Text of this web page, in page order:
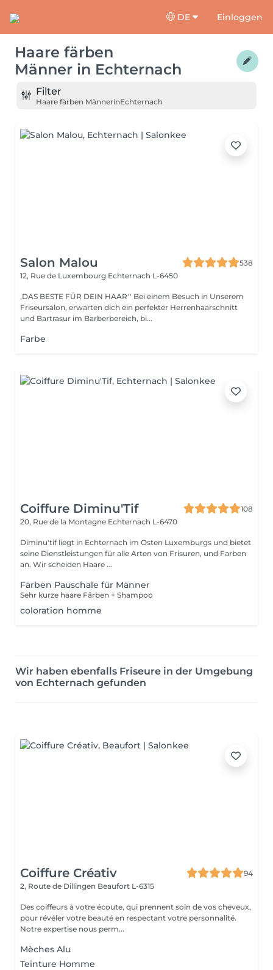
DE Einloggen
Haare färben
Männer in Echternach
Filter
Haare färben MännerinEchternach
Salon Malou
538
12, Rue de Luxembourg Echternach L-6450
,DAS BESTE FÜR DEIN HAAR'' Bei einem Besuch in Unserem
Friseursalon, erwarten dich ein perfekter Herrenhaarschnitt
und Bartrasur im Barberbereich, bi...
Farbe
Coiffure Diminu'Tif
108
20, Rue de la Montagne Echternach L-6470
Diminu'tif liegt in Echternach im Osten Luxemburgs und bietet
seine Dienstleistungen für alle Arten von Frisuren, und Farben
an. Wir scheiden Haare ...
Färben Pauschale für Männer
Sehr kurze haare Färben + Shampoo
coloration homme
Wir haben ebenfalls Friseure in der Umgebung
von Echternach gefunden
Coiffure Créativ
94
2, Route de Dillingen Beaufort L-6315
Des coiffeurs à votre écoute, qui prennent soin de vos cheveux,
pour révéler votre beauté en respectant votre personnalité.
Notre expertise nous perm...
Mèches Alu
Teinture Homme